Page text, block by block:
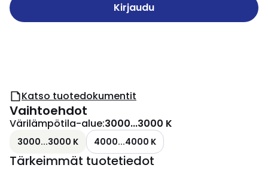
Kirjaudu
Katso tuotedokumentit
Vaihtoehdot
Värilämpötila-alue:3000...3000 K
3000...3000 K 4000...4000 K
Tärkeimmät tuotetiedot